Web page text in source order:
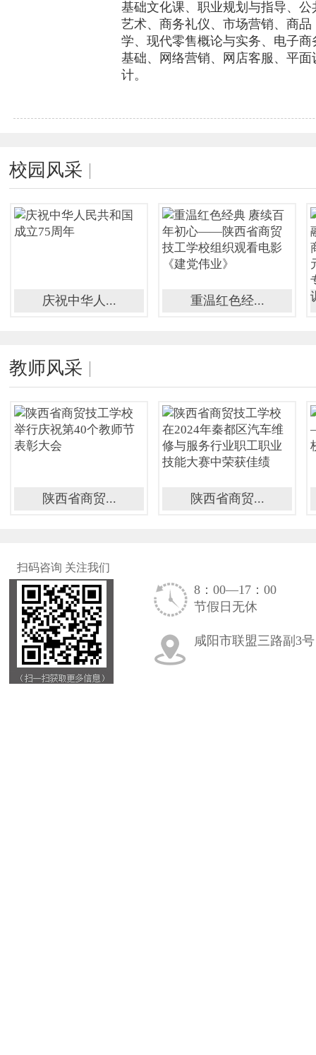
基础文化课、职业规划与指导、公
艺术、商务礼仪、市场营销、商品
学、现代零售概论与实务、电子商
基础、网络营销、网店客服、平面
计。
校园风采
庆祝中华人... 重温红色经...
教师风采
陕西省商贸... 陕西省商贸...
扫码咨询 关注我们
8：00—17：00
节假日无休
咸阳市联盟三路副3号